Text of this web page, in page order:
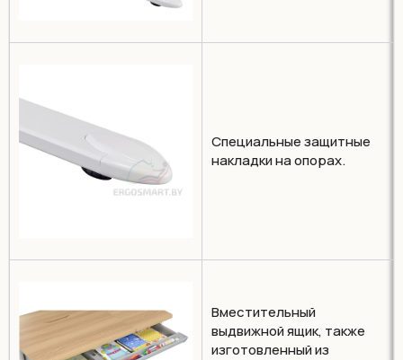
Специальные защитные
накладки на опорах.
Вместительный
выдвижной ящик, также
изготовленный из